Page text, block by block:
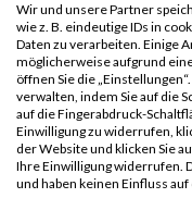
B2Run Köln
Teamwertung
mixed
8069 -
B2Run Köln
Teamwertung
weiblich
8069 -
Legende:
Wir und unsere Partner
wie z. B. eindeutige IDs in
Daten zu verarbeiten. Einige
möglicherweise aufgrund
öffnen Sie die
verwalten, indem Sie auf die
auf die Fingerabdruck-
Einwilligung zu widerrufen,
der Website und klicken Sie
Ihre Einwilligung widerrufen.
und haben keinen Einfluss